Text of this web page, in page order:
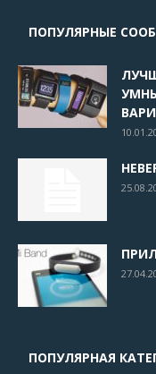
ПОПУЛЯРНЫЕ
ПОПУЛЯРНАЯ